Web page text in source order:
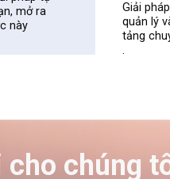
thái vận hành,
trên nền
để
cập
cho chúng